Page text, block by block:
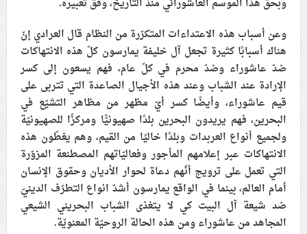
وبحقّ هذا الموسم العاشورائي منذ التاريخ، وفق تعبيره.
وعن أسباب هذه الاعتداءات المتكرّرة من النظام قال العرادي إنّ
هناك أسبابًا كثيرة تجعل آل خليفة يمارسون كلّ هذه الانتهاكات
ضدّ عاشوراء وضدّ محرم في كلّ عام، فهم يسعون إلى كسر
الإرادة عند الشباب وعند هذه الأجيال الصاعدة التي تتربى على
قيم عاشوراء، وأيضًا كسر أيّ مظهر من مظاهر التشيّع في
البحرين، فهم يريدون البحرين بلدًا صهيونيًّا ومركزًا للصهيونيّة
ولجميع أنواع العربدات وبلدًا خاليًا من القيم، وهم يغطّون هذه
الانتهاكات عبر إعلامهم المأجور وفعاليّاتهم المصطنعة المزوّرة
التي تعمل على ترويج أنّهم دعاة لحوار الأديان وحقوق الإنسان
أمام العالم، بينما في الواقع يمارسون أشدّ انواع التطرّف الدينيّ
ضد شيعة آل البيت كي لا يتغذى الشباب البحريني الشيعي
المجاهد من عاشوراء ومن هذه الحالة الروحيّة المعنويّة.